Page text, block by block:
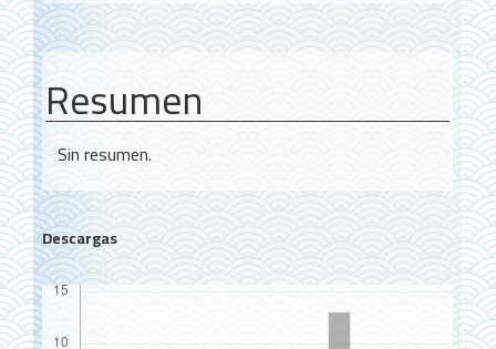
Resumen
Sin resumen.
Descargas